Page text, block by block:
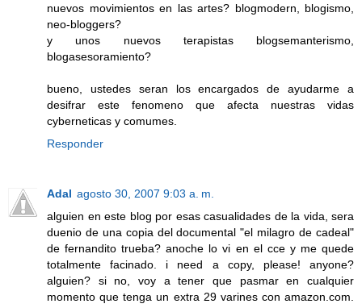
nuevos movimientos en las artes? blogmodern, blogismo,
neo-bloggers?
y unos nuevos terapistas blogsemanterismo,
blogasesoramiento?
bueno, ustedes seran los encargados de ayudarme a
desifrar este fenomeno que afecta nuestras vidas
cyberneticas y comumes.
Responder
Adal agosto 30, 2007 9:03 a. m.
alguien en este blog por esas casualidades de la vida, sera
duenio de una copia del documental "el milagro de cadeal"
de fernandito trueba? anoche lo vi en el cce y me quede
totalmente facinado. i need a copy, please! anyone?
alguien? si no, voy a tener que pasmar en cualquier
momento que tenga un extra 29 varines con amazon.com.